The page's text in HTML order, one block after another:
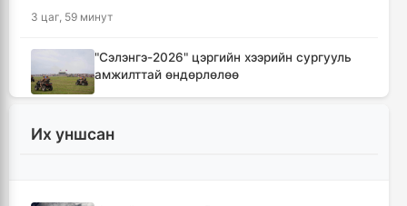
3 цаг, 59 минут
"Сэлэнгэ-2026" цэргийн хээрийн сургууль
амжилттай өндөрлөлөө
Хотын захын хорооллуудад бизнес
Их уншсан